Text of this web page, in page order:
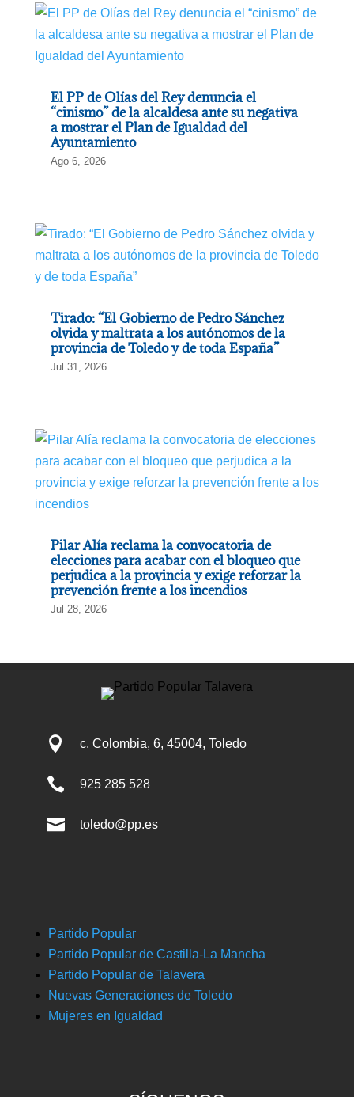
El PP de Olías del Rey denuncia el
“cinismo” de la alcaldesa ante su negativa
a mostrar el Plan de Igualdad del
Ayuntamiento
Ago 6, 2026
Tirado: “El Gobierno de Pedro Sánchez
olvida y maltrata a los autónomos de la
provincia de Toledo y de toda España”
Jul 31, 2026
Pilar Alía reclama la convocatoria de
elecciones para acabar con el bloqueo que
perjudica a la provincia y exige reforzar la
prevención frente a los incendios
Jul 28, 2026
 c. Colombia, 6, 45004, Toledo
 925 285 528
 toledo@pp.es
Partido Popular
Partido Popular de Castilla-La Mancha
Partido Popular de Talavera
Nuevas Generaciones de Toledo
Mujeres en Igualdad